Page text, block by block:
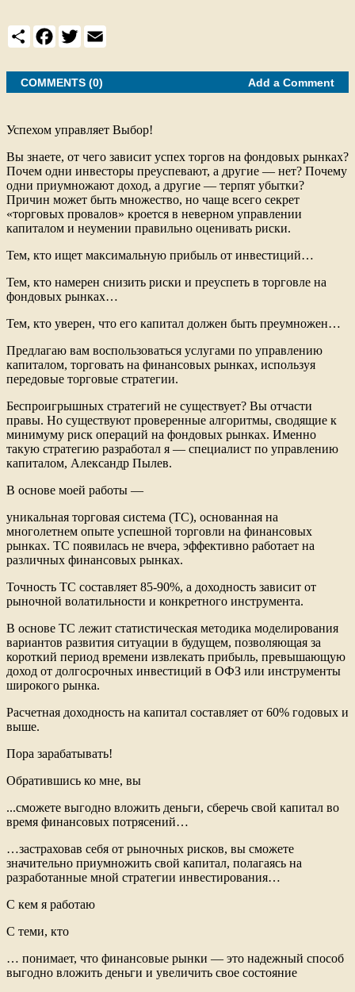
S
h
r
F
a
e
b
o
T
w
t
t
e
E
m
i
l
COMMENTS (0) Add a Comment
Успехом управляет Выбор!
Вы знаете, от чего зависит успех торгов на фондовых рынках?
Почем одни инвесторы преуспевают, а другие — нет? Почему
одни приумножают доход, а другие — терпят убытки?
Причин может быть множество, но чаще всего секрет
«торговых провалов» кроется в неверном управлении
капиталом и неумении правильно оценивать риски.
Тем, кто ищет максимальную прибыль от инвестиций…
Тем, кто намерен снизить риски и преуспеть в торговле на
фондовых рынках…
Тем, кто уверен, что его капитал должен быть преумножен…
Предлагаю вам воспользоваться услугами по управлению
капиталом, торговать на финансовых рынках, используя
передовые торговые стратегии.
Беспроигрышных стратегий не существует? Вы отчасти
правы. Но существуют проверенные алгоритмы, сводящие к
минимуму риск операций на фондовых рынках. Именно
такую стратегию разработал я — специалист по управлению
капиталом, Александр Пылев.
В основе моей работы —
уникальная торговая система (ТС), основанная на
многолетнем опыте успешной торговли на финансовых
рынках. ТС появилась не вчера, эффективно работает на
различных финансовых рынках.
Точность ТС составляет 85-90%, а доходность зависит от
рыночной волатильности и конкретного инструмента.
В основе ТС лежит статистическая методика моделирования
вариантов развития ситуации в будущем, позволяющая за
короткий период времени извлекать прибыль, превышающую
доход от долгосрочных инвестиций в ОФЗ или инструменты
широкого рынка.
Расчетная доходность на капитал составляет от 60% годовых и
выше.
Пора зарабатывать!
Обратившись ко мне, вы
...сможете выгодно вложить деньги, сберечь свой капитал во
время финансовых потрясений…
…застраховав себя от рыночных рисков, вы сможете
значительно приумножить свой капитал, полагаясь на
разработанные мной стратегии инвестирования…
С кем я работаю
С теми, кто
… понимает, что финансовые рынки — это надежный способ
выгодно вложить деньги и увеличить свое состояние